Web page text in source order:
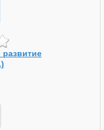
развитие